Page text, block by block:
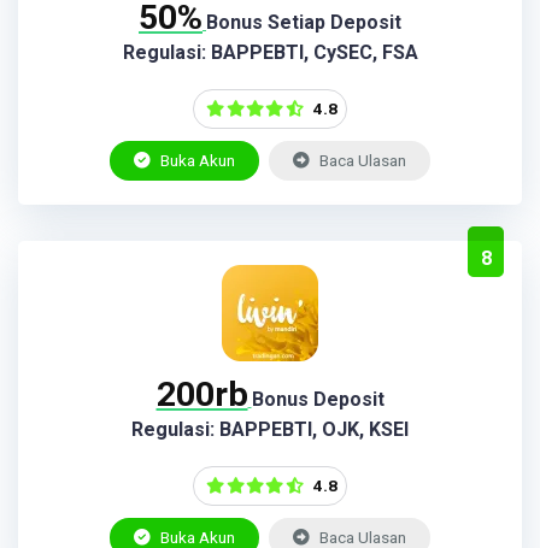
50% Bonus Setiap Deposit
Regulasi: BAPPEBTI, CySEC, FSA
4.8
Buka Akun Baca Ulasan
8
200rb Bonus Deposit
Regulasi: BAPPEBTI, OJK, KSEI
4.8
Buka Akun Baca Ulasan